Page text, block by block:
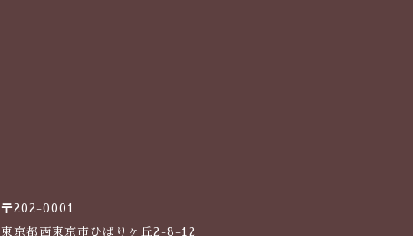
〒202-0001
東京都西東京市ひばりヶ丘2-8-12